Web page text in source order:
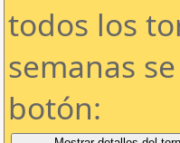
todos los
semanas
botón: